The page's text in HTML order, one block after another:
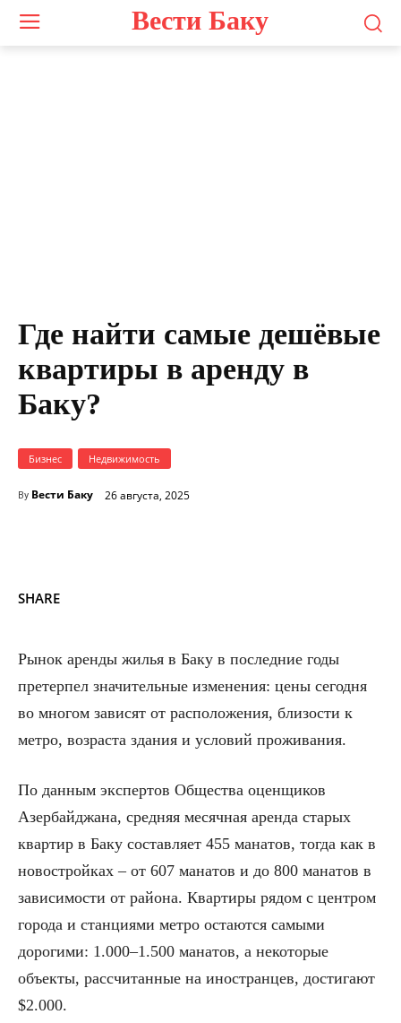
Вести Баку
Где найти самые дешёвые
квартиры в аренду в
Баку?
Бизнес Недвижимость
By Вести Баку 26 августа, 2025
SHARE
Рынок аренды жилья в Баку в последние годы
претерпел значительные изменения: цены сегодня
во многом зависят от расположения, близости к
метро, возраста здания и условий проживания.
По данным экспертов Общества оценщиков
Азербайджана, средняя месячная аренда старых
квартир в Баку составляет 455 манатов, тогда как в
новостройках – от 607 манатов и до 800 манатов в
зависимости от района. Квартиры рядом с центром
города и станциями метро остаются самыми
дорогими: 1.000–1.500 манатов, а некоторые
объекты, рассчитанные на иностранцев, достигают
$2.000.